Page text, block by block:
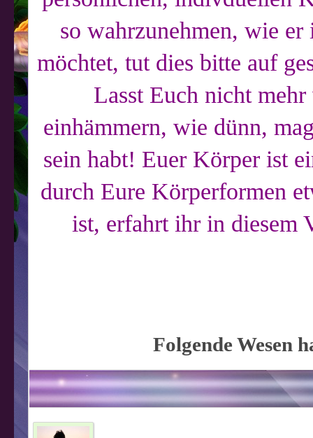
so wahrzunehmen, wie
möchtet, tut dies bitte auf
Lasst Euch nicht
einhämmern, wie dünn,
sein habt! Euer Körper ist
durch Eure Körperformen
ist, erfahrt ihr in diesem
Folgende Wesen